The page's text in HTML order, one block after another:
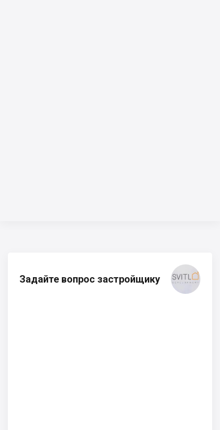
Задайте вопрос застройщику